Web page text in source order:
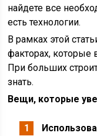
найдете все
есть технологии.
В рамках этой
факторах, которые
При больших
знать.
Вещи, которые